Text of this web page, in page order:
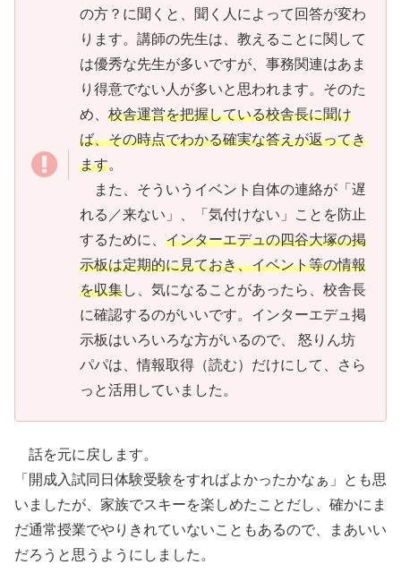
の方？に聞くと、聞く人によって回答が変わ
ります。講師の先生は、教えることに関して
は優秀な先生が多いですが、事務関連はあま
り得意でない人が多いと思われます。そのた
め、 校舎運営を把握している校舎長に聞け
ば、その時点でわかる確実な答えが返ってき
ます。
また、そういうイベント自体の連絡が「遅
れる／来ない」、「気付けない」ことを防止
するために、 インターエデュの四谷大塚の掲
示板は定期的に見ておき、イベント等の情報
を収集し、気になることがあったら、校舎長
に確認するのがいいです。インターエデュ掲
示板はいろいろな方がいるので、 怒りん坊
パパは、情報取得（読む）だけにして、さら
っと活用していました。
話を元に戻します。
「開成入試同日体験受験をすればよかったかなぁ」とも思
いましたが、家族でスキーを楽しめたことだし、確かにま
だ通常授業でやりきれていないこともあるので、まあいい
だろうと思うようにしました。